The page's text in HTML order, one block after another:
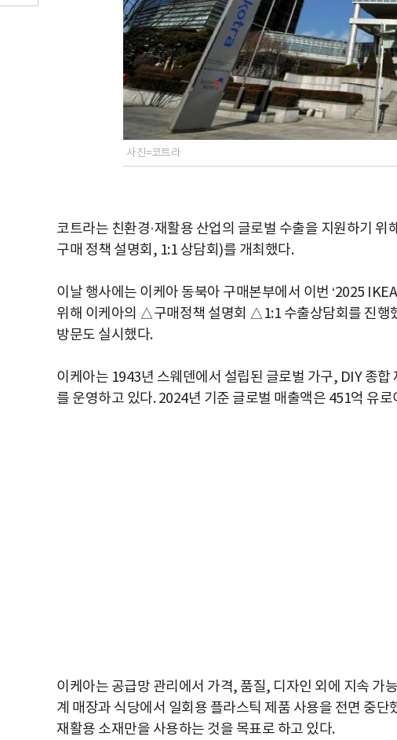
사진=코트라
코트라는 친환경·재활용 산업의 글로벌 수출을 지원하기 위
구매 정책 설명회, 1:1 상담회)를 개최했다.
이날 행사에는 이케아 동북아 구매본부에서 이번 ‘2025
위해 이케아의 △구매정책 설명회 △1:1 수출상담회를 진행
방문도 실시했다.
이케아는 1943년 스웨덴에서 설립된 글로벌 가구, DIY 종
를 운영하고 있다. 2024년 기준 글로벌 매출액은 451억 유
이케아는 공급망 관리에서 가격, 품질, 디자인 외에 지속 가
계 매장과 식당에서 일회용 플라스틱 제품 사용을 전면 중
재활용 소재만을 사용하는 것을 목표로 하고 있다.